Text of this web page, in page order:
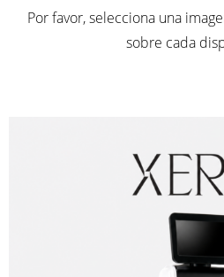
Por favor, selecciona una
sobre cada